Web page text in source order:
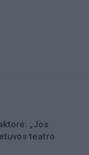
„Jos
teatro